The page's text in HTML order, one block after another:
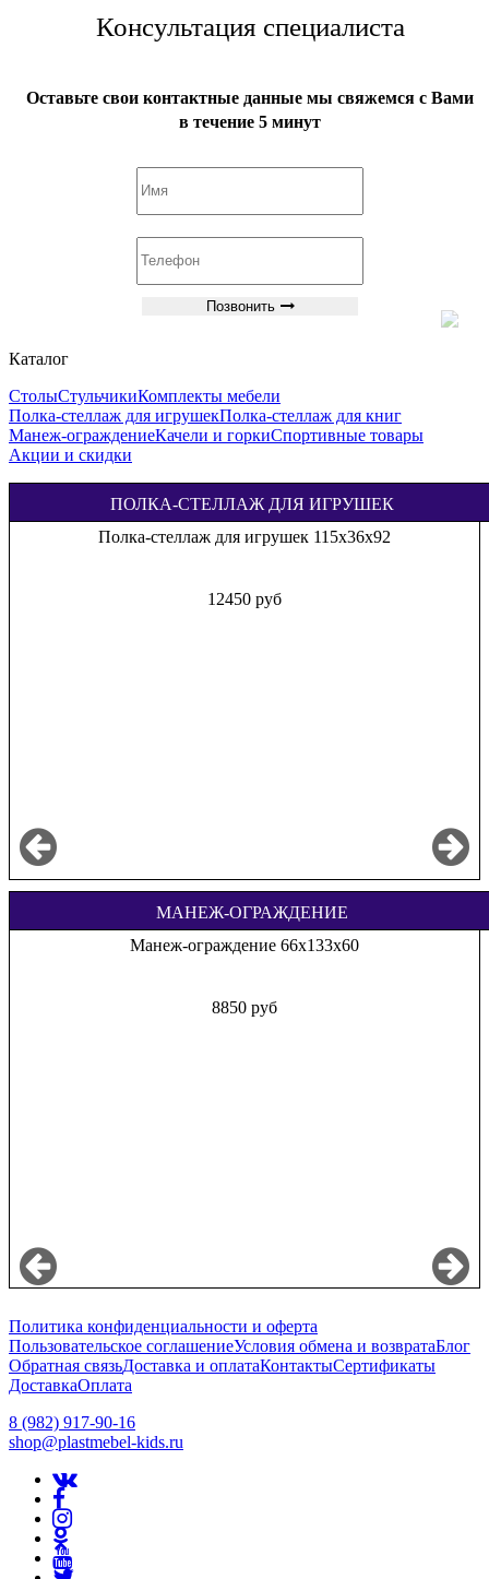
Консультация специалиста
Оставьте свои контактные данные мы свяжемся с Вами
в течение 5 минут
Позвонить
Каталог
СтолыСтульчикиКомплекты мебели
Полка-стеллаж для игрушекПолка-стеллаж для книг
Манеж-ограждениеКачели и горкиСпортивные товары
Акции и скидки
ПОЛКА-СТЕЛЛАЖ ДЛЯ ИГРУШЕК
Полка-стеллаж для игрушек 76х36х91
7250 руб
МАНЕЖ-ОГРАЖДЕНИЕ
Манеж-ограждение 66х133х60
8850 руб
Политика конфиденциальности и оферта
Пользовательское соглашениеУсловия обмена и возвратаБлог
Обратная связьДоставка и оплатаКонтактыСертификаты
ДоставкаОплата
8 (982) 917-90-16
shop@plastmebel-kids.ru